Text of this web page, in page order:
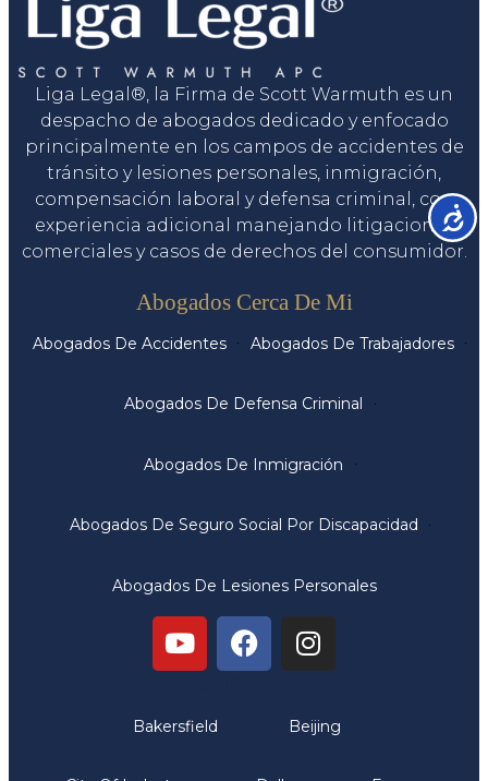
Liga Legal®, la Firma de Scott Warmuth es un
despacho de abogados dedicado y enfocado
principalmente en los campos de accidentes de
tránsito y lesiones personales, inmigración,
compensación laboral y defensa criminal, con
experiencia adicional manejando litigaciones
comerciales y casos de derechos del consumidor.
Abogados Cerca De Mi
Abogados De Accidentes Abogados De Trabajadores
Abogados De Defensa Criminal
Abogados De Inmigración
Abogados De Seguro Social Por Discapacidad
Abogados De Lesiones Personales
Bakersfield Beijing